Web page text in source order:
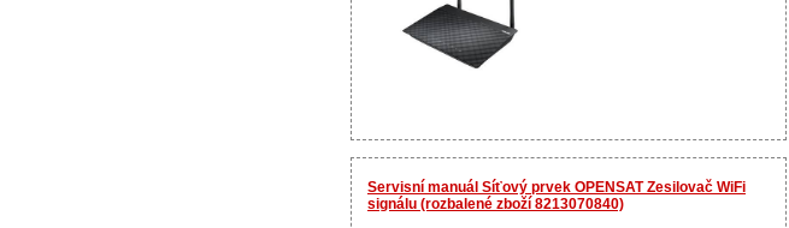
Servisní manuál Síťový prvek OPENSAT Zesilovač WiFi
signálu (rozbalené zboží 8213070840)